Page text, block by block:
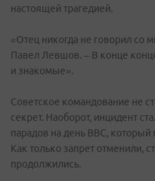
настоящей трагедией.
«Отец никогда не говорил со
Павел Левшов. – В конце
и знакомые».
Советское командование не
секрет. Наоборот, инцидент
парадов на день ВВС,
Как только запрет отменили,
продолжились.